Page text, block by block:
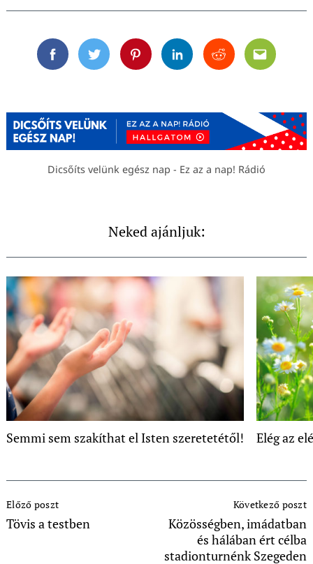
FacebookTwitterPinterestLinkedinRedditEmail
Dicsőíts velünk egész nap - Ez az a nap! Rádió
Neked ajánljuk:
Semmi sem szakíthat el Isten szeretetétől! Elég az
Navigation
Előző poszt
Tövis a testben
Következő poszt
Közösségben, imádatban
és hálában ért célba
stadionturnénk Szegeden